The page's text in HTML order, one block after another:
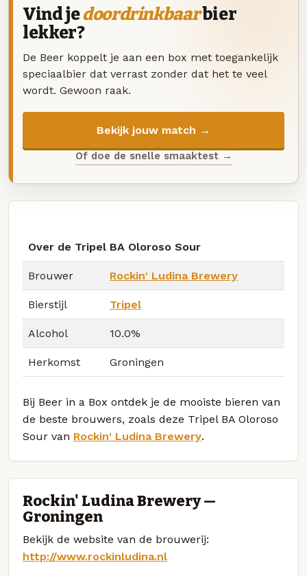
Vind jedoordrinkbaarbier
lekker?
De Beer koppelt je aan een box met toegankelijk
speciaalbier dat verrast zonder dat het te veel
wordt. Gewoon raak.
Bekijk jouw match →
Of doe de snelle smaaktest →
Over de Tripel BA Oloroso Sour
Brouwer Rockin' Ludina Brewery
Bierstijl Tripel
Alcohol 10.0%
Herkomst Groningen
Bij Beer in a Box ontdek je de mooiste bieren van
de beste brouwers, zoals deze Tripel BA Oloroso
Sour van Rockin' Ludina Brewery.
Rockin' Ludina Brewery —
Groningen
Bekijk de website van de brouwerij:
http://www.rockinludina.nl